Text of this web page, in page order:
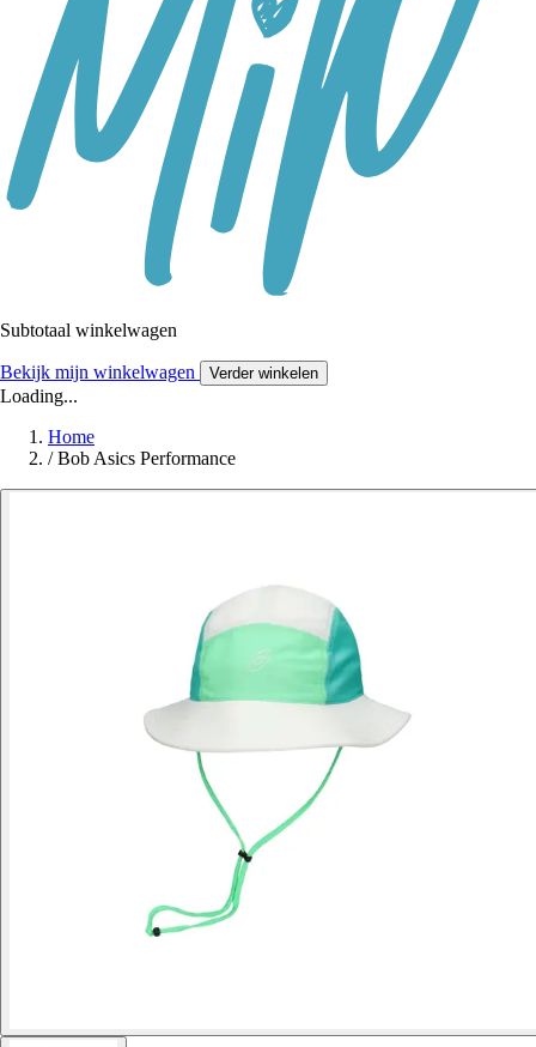
Subtotaal winkelwagen
Bekijk mijn winkelwagen Verder winkelen
Loading...
Home
/ Bob Asics Performance